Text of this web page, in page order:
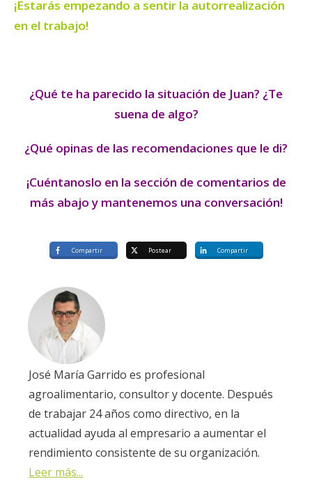
¡Estarás empezando a sentir la autorrealización
en el trabajo!
¿Qué te ha parecido la situación de Juan? ¿Te
suena de algo?
¿Qué opinas de las recomendaciones que le di?
¡Cuéntanoslo en la sección de comentarios de
más abajo y mantenemos una conversación!
Compartir Postear Compartir
José María Garrido es profesional
agroalimentario, consultor y docente. Después
de trabajar 24 años como directivo, en la
actualidad ayuda al empresario a aumentar el
rendimiento consistente de su organización.
Leer más...